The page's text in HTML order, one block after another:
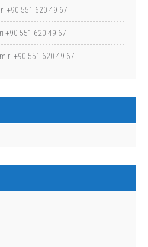
+90 551 620 49 67
+90 551 620 49 67
+90 551 620 49 67